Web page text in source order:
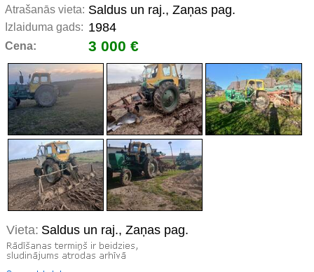
Atrašanās vieta: Saldus un raj., Zaņas pag.
Izlaiduma gads: 1984
Cena: 3 000 €
Vieta: Saldus un raj., Zaņas pag.